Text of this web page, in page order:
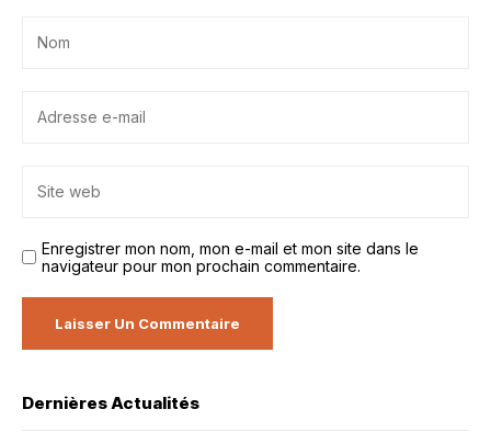
Enregistrer mon nom, mon e-mail et mon site dans le
navigateur pour mon prochain commentaire.
Dernières Actualités